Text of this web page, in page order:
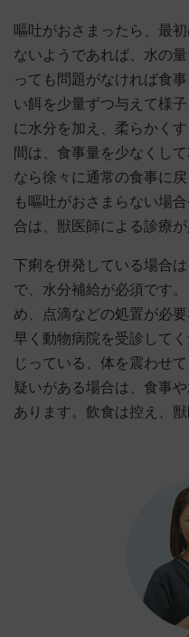
嘔吐がおさまったら、最
ないようであれば、水の
っても問題がなければ食
い餌を少量ずつ与えて様
に水分を加え、柔らかく
間は、食事量を少なくし
なら徐々に通常の食事に
も嘔吐がおさまらない場
合は、獣医師による診療が
下痢を併発している場合
で、水分補給が必須です
め、点滴などの処置が必
早く動物病院を受診して
じっている、体を震わせ
疑いがある場合は、食事
あります。飲食は控え、